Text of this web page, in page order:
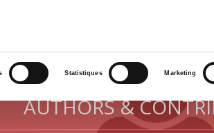
Statistiques Marketing
AUTHORS &